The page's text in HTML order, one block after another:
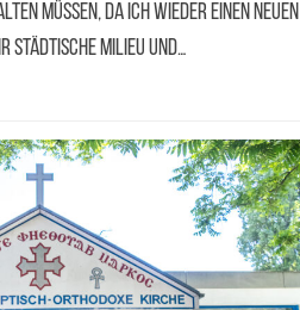
müssen, da ich wieder einen neuen
städtische Milieu und…